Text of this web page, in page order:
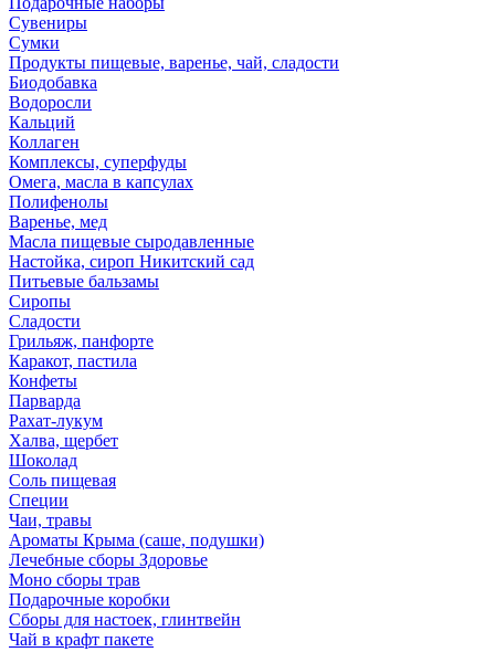
Сувениры
Сумки
Продукты пищевые, варенье, чай, сладости
Биодобавка
Водоросли
Кальций
Коллаген
Комплексы, суперфуды
Омега, масла в капсулах
Полифенолы
Варенье, мед
Масла пищевые сыродавленные
Настойка, сироп Никитский сад
Питьевые бальзамы
Сиропы
Сладости
Грильяж, панфорте
Каракот, пастила
Конфеты
Парварда
Рахат-лукум
Халва, щербет
Шоколад
Соль пищевая
Специи
Чаи, травы
Ароматы Крыма (саше, подушки)
Лечебные сборы Здоровье
Моно сборы трав
Подарочные коробки
Сборы для настоек, глинтвейн
Чай в крафт пакете